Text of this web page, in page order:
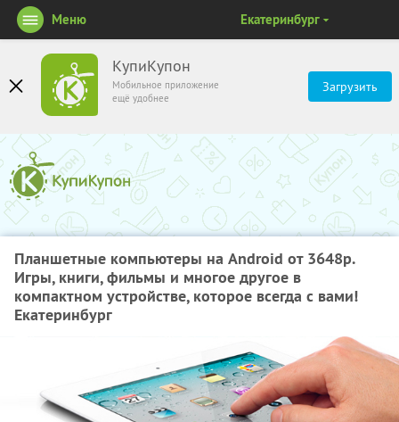
КупиКупон
Мобильное приложение
ещё удобнее
Загрузить
Меню Екатеринбург
Планшетные компьютеры на Android от 3648р.
Игры, книги, фильмы и многое другое в
компактном устройстве, которое всегда с вами!
Екатеринбург